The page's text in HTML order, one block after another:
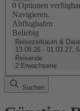
0 Optionen
Navigieren.
Abflughafen
Beliebig
Reisezeitraum &
13.08.26 - 01.03.27,
Reisende
2 Erwachsene
Suchen